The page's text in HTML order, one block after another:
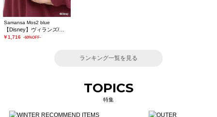
Samansa Mos2 blue
￥1,716 -60%OFF-
ランキング一覧を見る
TOPICS
特集